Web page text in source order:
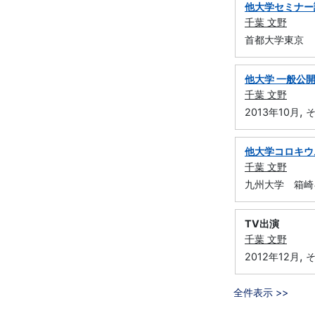
他大学セミナ
千葉 文野
首都大学東京
他大学 一般公
千葉 文野
2013年10月 ,
他大学コロキ
千葉 文野
九州大学 箱
TV出演
千葉 文野
2012年12月 ,
全件表示 >>